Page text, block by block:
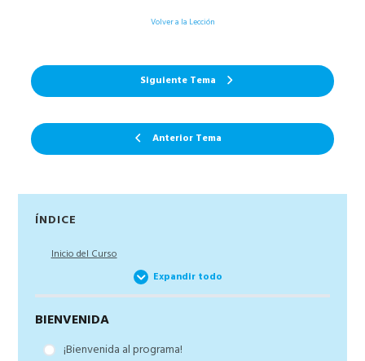
Anterior Tema
Volver a la Lección
Siguiente Tema
Barra
lateral
ÍNDICE
Inicio del Curso
Expandir todo
BIENVENIDA
¡Bienvenida al programa!